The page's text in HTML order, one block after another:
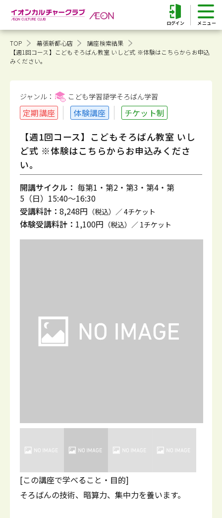
ログイン
TOP 幕張新都心店
講座検索結果
【週1回コース】こどもそろばん教室 いしど式 ※体験はこちらからお申込
みください。
ジャンル： こども学習語学そろばん学習
定期講座 体験講座 チケット制
【週1回コース】こどもそろばん教室 いし
ど式 ※体験はこちらからお申込みくださ
い。
開講サイクル： 毎第1・第2・第3・第4・第
5（日）15:40～16:30
受講料計： 8,248円 （税込）／ 4チケット
体験受講料計： 1,100円 （税込）／ 1チケット
[この講座で学べること・目的]
そろばんの技術、暗算力、集中力を養います。